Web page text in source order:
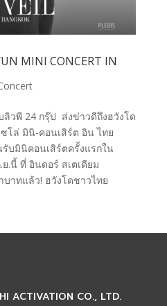
MINI CONCERT IN
วพี 24 กรุ๊ป ส่งข่าวดีถึงฮวังโด
โล่ มินิ-คอนเสิร์ต อิน ไทย
บมินิคอนเสิร์ตครั้งแรกใน
.นี้ ที่ อินดอร์ สเตเดียม
บาทแล้ว! ฮวังโดชาวไทย
ACTIVATION CO., LTD.